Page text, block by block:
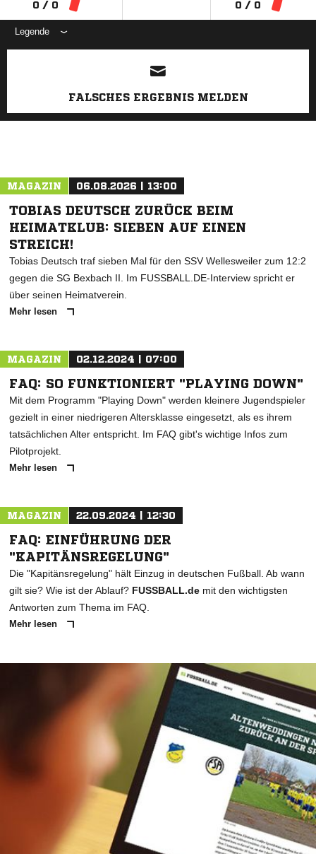
0 / 0 0 / 0
Legende
ANZEIGE
FALSCHES ERGEBNIS MELDEN
MAGAZIN 06.08.2026 | 13:00
TOBIAS DEUTSCH ZURÜCK BEIM
HEIMATKLUB: SIEBEN AUF EINEN
STREICH!
Tobias Deutsch traf sieben Mal für den SSV Wellesweiler zum 12:2
gegen die SG Bexbach II. Im FUSSBALL.DE-Interview spricht er
über seinen Heimatverein.
Mehr lesen
MAGAZIN 02.12.2024 | 07:00
FAQ: SO FUNKTIONIERT "PLAYING DOWN"
Mit dem Programm "Playing Down" werden kleinere Jugendspieler
gezielt in einer niedrigeren Altersklasse eingesetzt, als es ihrem
tatsächlichen Alter entspricht. Im FAQ gibt's wichtige Infos zum
Pilotprojekt.
Mehr lesen
MAGAZIN 22.09.2024 | 12:30
FAQ: EINFÜHRUNG DER
"KAPITÄNSREGELUNG"
Die "Kapitänsregelung" hält Einzug in deutschen Fußball. Ab wann
gilt sie? Wie ist der Ablauf? FUSSBALL.de mit den wichtigsten
Antworten zum Thema im FAQ.
Mehr lesen